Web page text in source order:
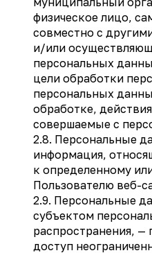
физическое лицо,
совместно с
и/или
персональных
цели обработки
персональных
обработке,
совершаемые с
2.8. Персональные
информация,
к определенному
Пользователю веб-
2.9. Персональные
субъектом
распространения,
доступ